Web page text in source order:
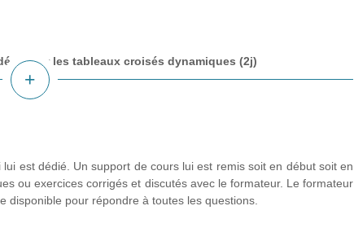
les tableaux croisés dynamiques (2j)
est dédié. Un support de cours lui est remis soit en début soit en
ou exercices corrigés et discutés avec le formateur. Le formateur
disponible pour répondre à toutes les questions.